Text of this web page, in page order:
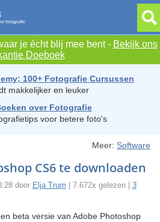
je écht blij mee bent - Bekijk ons
Doeboek
100+ Fotografie Cursussen
makkelijker en leuker
over Fotografie
voor betere foto's
Meer: Software
CS6 te downloaden
door Elja Trum | 7.672x gelezen | 3
beta versie van Adobe Photoshop